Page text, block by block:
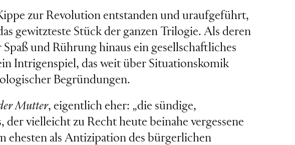
zur Revolution entstanden und uraufgeführt,
gewitzteste Stück der ganzen Trilogie. Als deren
und Rührung hinaus ein gesellschaftliches
Intrigenspiel, das weit über Situationskomik
Begründungen.
Mutter, eigentlich eher: „die sündige,
vielleicht zu Recht heute beinahe vergessene
ehesten als Antizipation des bürgerlichen